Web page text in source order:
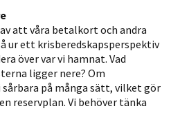
att våra betalkort och andra
ur ett krisberedskapsperspektiv
över var vi hamnat. Vad
ligger nere? Om
på många sätt, vilket gör
reservplan. Vi behöver tänka
fungera.
Statistik
För att vi ska
kunna